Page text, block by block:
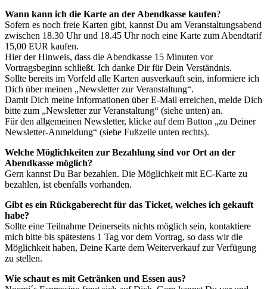
Wann kann ich die Karte an der Abendkasse kaufen?
Sofern es noch freie Karten gibt, kannst Du am Veranstaltungsabend
zwischen 18.30 Uhr und 18.45 Uhr noch eine Karte zum Abendtarif
15,00 EUR kaufen.
Hier der Hinweis, dass die Abendkasse 15 Minuten vor
Vortragsbeginn schließt. Ich danke Dir für Dein Verständnis.
Sollte bereits im Vorfeld alle Karten ausverkauft sein, informiere ich
Dich über meinen „Newsletter zur Veranstaltung“.
Damit Dich meine Informationen über E-Mail erreichen, melde Dich
bitte zum „Newsletter zur Veranstaltung“ (siehe unten) an.
Für den allgemeinen Newsletter, klicke auf dem Button „zu Deiner
Newsletter-Anmeldung“ (siehe Fußzeile unten rechts).
Welche Möglichkeiten zur Bezahlung sind vor Ort an der
Abendkasse möglich?
Gern kannst Du Bar bezahlen. Die Möglichkeit mit EC-Karte zu
bezahlen, ist ebenfalls vorhanden.
Gibt es ein Rückgaberecht für das Ticket, welches ich gekauft
habe?
Sollte eine Teilnahme Deinerseits nichts möglich sein, kontaktiere
mich bitte bis spätestens 1 Tag vor dem Vortrag, so dass wir die
Möglichkeit haben, Deine Karte dem Weiterverkauf zur Verfügung
zu stellen.
Wie schaut es mit Getränken und Essen aus?